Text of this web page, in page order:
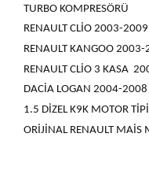
TURBO KOMPRESÖRÜ
RENAULT CLİO 2003-2009
RENAULT KANGOO
RENAULT CLİO 3 KASA
DACİA LOGAN 2004-2008
1.5 DİZEL K9K MOTOR TİPİ
ORİJİNAL RENAULT MAİS